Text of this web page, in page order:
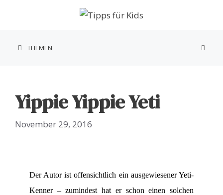
THEMEN
Yippie Yippie Yeti
November 29, 2016
Der Autor ist offensichtlich ein ausgewiesener Yeti-
Kenner – zumindest hat er schon einen solchen